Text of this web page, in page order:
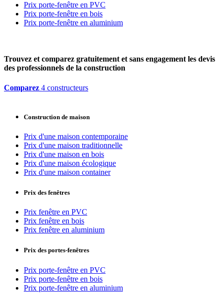
Prix porte-fenêtre en PVC
Prix porte-fenêtre en bois
Prix porte-fenêtre en aluminium
Trouvez et comparez gratuitement et sans engagement les devis
des professionnels de la construction
Comparez 4 constructeurs
Construction de maison
Prix d'une maison contemporaine
Prix d'une maison traditionnelle
Prix d'une maison en bois
Prix d'une maison écologique
Prix d'une maison container
Prix des fenêtres
Prix fenêtre en PVC
Prix fenêtre en bois
Prix fenêtre en aluminium
Prix des portes-fenêtres
Prix porte-fenêtre en PVC
Prix porte-fenêtre en bois
Prix porte-fenêtre en aluminium